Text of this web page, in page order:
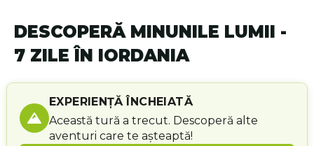
DESCOPERĂ MINUNILE LUMII -
7 ZILE ÎN IORDANIA
EXPERIENȚĂ ÎNCHEIATĂ
Această tură a trecut. Descoperă alte
aventuri care te așteaptă!